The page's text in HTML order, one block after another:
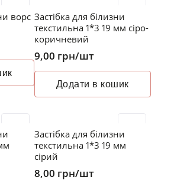
ворс Застібка для білизни
текстильна 1*3 19 мм сіро-
коричневий
9,00 грн/шт
Додати в кошик
Застібка для білизни
текстильна 1*3 19 мм
сірий
8,00 грн/шт